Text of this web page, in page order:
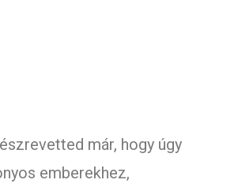
már, hogy úgy
emberekhez,